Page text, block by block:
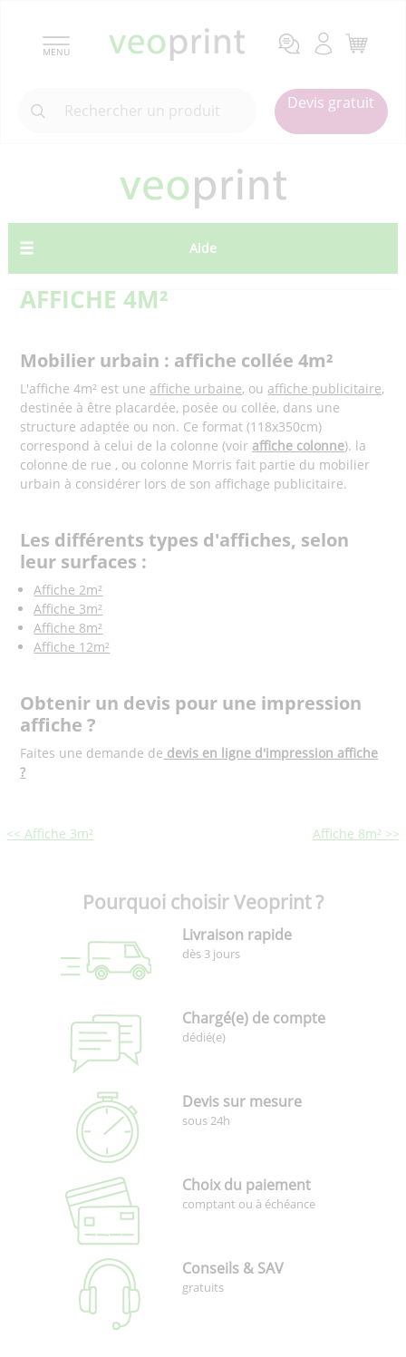
MENU
Devis gratuit
Aide
AFFICHE 4M²
Mobilier urbain : affiche collée 4m²
L'affiche 4m² est une affiche urbaine, ou affiche publicitaire,
destinée à être placardée, posée ou collée, dans une
structure adaptée ou non. Ce format (118x350cm)
correspond à celui de la colonne (voir affiche colonne). la
colonne de rue , ou colonne Morris fait partie du mobilier
urbain à considérer lors de son affichage publicitaire.
Les différents types d'affiches, selon
leur surfaces :
Affiche 2m²
Affiche 3m²
Affiche 8m²
Affiche 12m²
Obtenir un devis pour une impression
affiche ?
Faites une demande de devis en ligne d'impression affiche
?
<< Affiche 3m² Affiche 8m² >>
Pourquoi choisir Veoprint ?
Livraison rapide
dès 3 jours
Chargé(e) de compte
dédié(e)
Devis sur mesure
sous 24h
Choix du paiement
comptant ou à échéance
Conseils & SAV
gratuits